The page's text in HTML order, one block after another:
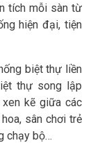
tích mỗi sàn từ
hiện đại, tiện
biệt thự liền
thự song lập
kẽ giữa các
sân chơi trẻ
chạy bộ…